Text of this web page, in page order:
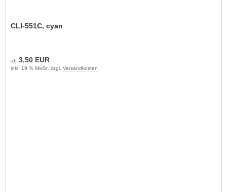
CLI-551C, cyan
ab 3,50 EUR
inkl. 19 % MwSt. zzgl. Versandkosten